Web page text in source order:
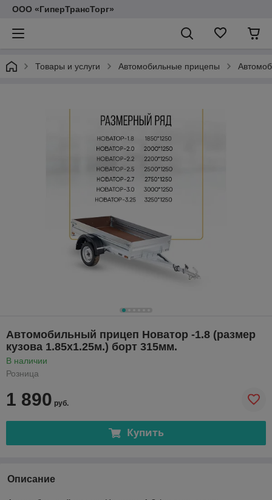
ООО «ГиперТрансТорг»
Товары и услуги Автомобильные прицепы
Автомобильный прицеп Новатор -1.8 (размер
кузова 1.85х1.25м.) борт 315мм.
В наличии
Розница
1 890 руб.
Купить
Описание